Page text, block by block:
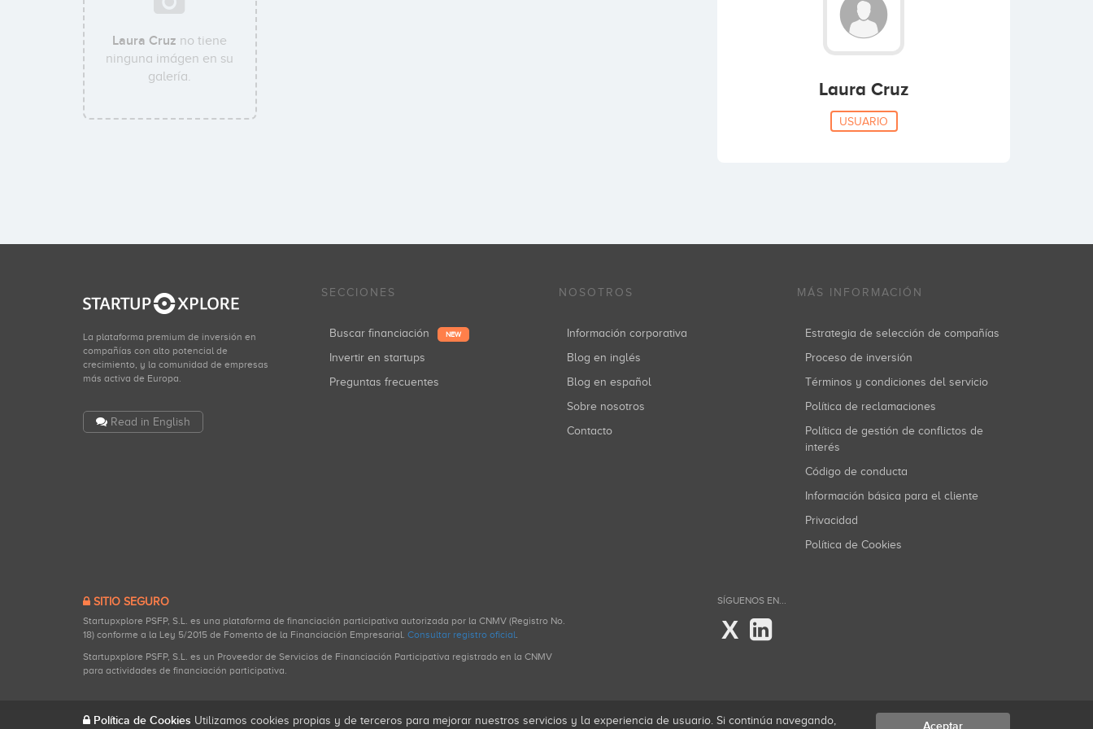
Laura Cruz no tiene
ninguna imágen en su
galería.
Laura Cruz
USUARIO
La plataforma premium de inversión en
compañías con alto potencial de
crecimiento, y la comunidad de empresas
más activa de Europa.
Read in English
SECCIONES
Buscar financiación NEW
Invertir en startups
Preguntas frecuentes
NOSOTROS
Información corporativa
Blog en inglés
Blog en español
Sobre nosotros
Contacto
MÁS INFORMACIÓN
Estrategia de selección de compañías
Proceso de inversión
Términos y condiciones del servicio
Política de reclamaciones
Política de gestión de conflictos de
interés
Código de conducta
Información básica para el cliente
Privacidad
Política de Cookies
SITIO SEGURO
Startupxplore PSFP, S.L. es una plataforma de financiación participativa autorizada por la CNMV (Registro No.
18) conforme a la Ley 5/2015 de Fomento de la Financiación Empresarial. Consultar registro oficial.
Startupxplore PSFP, S.L. es un Proveedor de Servicios de Financiación Participativa registrado en la CNMV
para actividades de financiación participativa.
SÍGUENOS EN...
X
Política de Cookies Utilizamos cookies propias y de terceros para mejorar nuestros servicios y la experiencia de usuario. Si continúa navegando, Aceptar